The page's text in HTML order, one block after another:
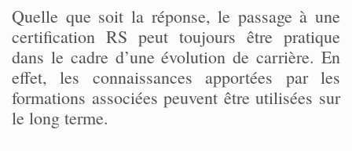
Quelle que soit la réponse, le passage à une
certification RS peut toujours être pratique
dans le cadre d’une évolution de carrière. En
effet, les connaissances apportées par les
formations associées peuvent être utilisées sur
le long terme.